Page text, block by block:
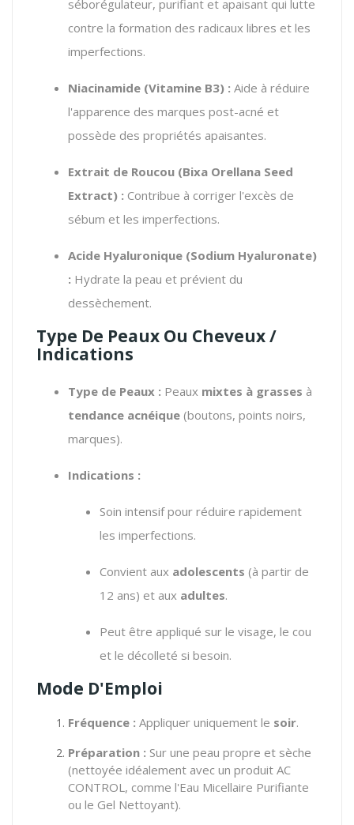
séborégulateur, purifiant et apaisant qui lutte
contre la formation des radicaux libres et les
imperfections.
Niacinamide (Vitamine B3) : Aide à réduire
l'apparence des marques post-acné et
possède des propriétés apaisantes.
Extrait de Roucou (Bixa Orellana Seed
Extract) : Contribue à corriger l'excès de
sébum et les imperfections.
Acide Hyaluronique (Sodium Hyaluronate)
: Hydrate la peau et prévient du
dessèchement.
Type De Peaux Ou Cheveux /
Indications
Type de Peaux : Peaux mixtes à grasses à
tendance acnéique (boutons, points noirs,
marques).
Indications :
Soin intensif pour réduire rapidement
les imperfections.
Convient aux adolescents (à partir de
12 ans) et aux adultes.
Peut être appliqué sur le visage, le cou
et le décolleté si besoin.
Mode D'Emploi
Fréquence : Appliquer uniquement le soir.
Préparation : Sur une peau propre et sèche
(nettoyée idéalement avec un produit AC
CONTROL, comme l'Eau Micellaire Purifiante
ou le Gel Nettoyant).